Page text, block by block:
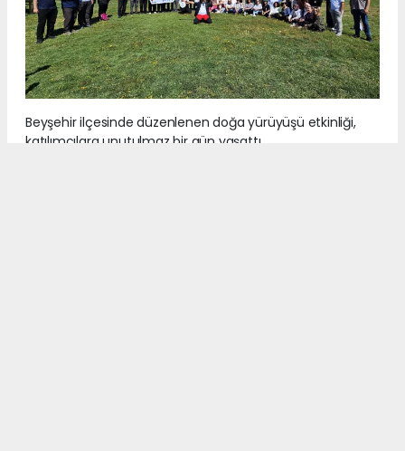
Beyşehir ilçesinde düzenlenen doğa yürüyüşü etkinliği,
katılımcılara unutulmaz bir gün yaşattı.